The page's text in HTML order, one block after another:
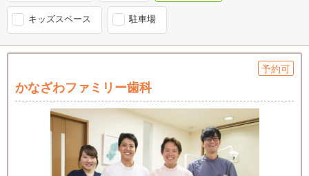
キッズスペース 駐車場
予約可
かなざわファミリー歯科